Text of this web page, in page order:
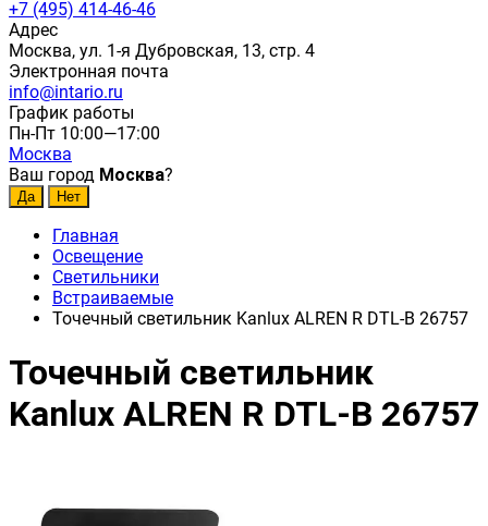
+7 (495) 414-46-46
Адрес
Москва, ул. 1-я Дубровская, 13, стр. 4
Электронная почта
info@intario.ru
График работы
Пн-Пт 10:00—17:00
Москва
Ваш город Москва?
Главная
Освещение
Светильники
Встраиваемые
Точечный светильник Kanlux ALREN R DTL-B 26757
Точечный светильник
Kanlux ALREN R DTL-B 26757